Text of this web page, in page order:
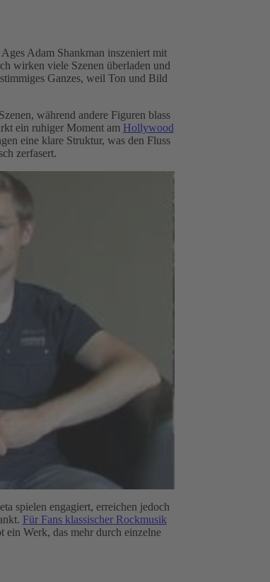
Adam Shankman inszeniert mit
wirken viele Szenen überladen und
Ganzes, weil Ton und Bild
während andere Figuren blass
ein ruhiger Moment am Hollywood
eine klare Struktur, was den Fluss
zerfasert.
spielen engagiert, erreichen jedoch
Für Fans klassischer Rockmusik
ein Werk, das mehr durch einzelne